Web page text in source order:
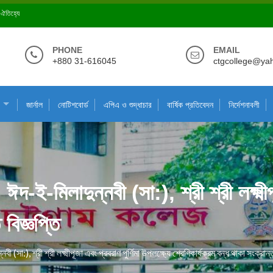
ঐতিহ্যে
PHONE
+880 31-616045
EMAIL
জার্নাল নোটিশবোর্ড এপিএ ও শুদ্ধাচার বার্ষিক প্রতিবেদন নির্দেশনাবলী
ঈদ-ই-মিলাদুন্নবী (সা:), শ্রী শ্রী
(সা:), শ্রী শ্রী লক্ষ্মীপূজা এবং প্রবরাণ পুর্ণিমা উপলক্ষ্যে শ্রেণিকার্যক্রম বন্ধ থাকা